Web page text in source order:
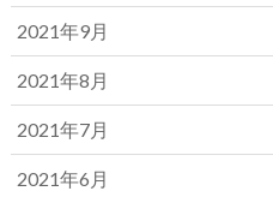
2021年9月
2021年8月
2021年7月
2021年6月